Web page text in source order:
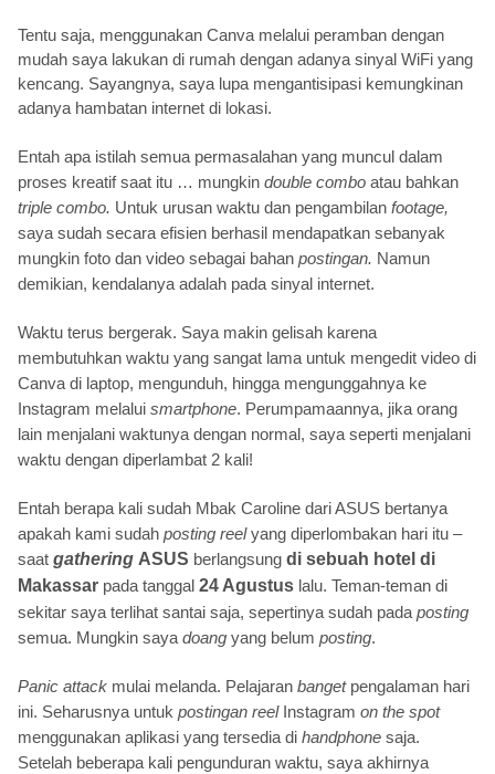
Tentu saja, menggunakan Canva melalui peramban dengan
mudah saya lakukan di rumah dengan adanya sinyal WiFi yang
kencang. Sayangnya, saya lupa mengantisipasi kemungkinan
adanya hambatan internet di lokasi.
Entah apa istilah semua permasalahan yang muncul dalam
proses kreatif saat itu … mungkin double combo atau bahkan
triple combo. Untuk urusan waktu dan pengambilan footage,
saya sudah secara efisien berhasil mendapatkan sebanyak
mungkin foto dan video sebagai bahan postingan. Namun
demikian, kendalanya adalah pada sinyal internet.
Waktu terus bergerak. Saya makin gelisah karena
membutuhkan waktu yang sangat lama untuk mengedit video di
Canva di laptop, mengunduh, hingga mengunggahnya ke
Instagram melalui smartphone. Perumpamaannya, jika orang
lain menjalani waktunya dengan normal, saya seperti menjalani
waktu dengan diperlambat 2 kali!
Entah berapa kali sudah Mbak Caroline dari ASUS bertanya
apakah kami sudah posting reelyang diperlombakan hari itu –
saat gathering ASUS berlangsung di sebuah hotel di
Makassar pada tanggal 24 Agustus lalu. Teman-teman di
sekitar saya terlihat santai saja, sepertinya sudah pada posting
semua. Mungkin saya doang yang belum posting.
Panic attack mulai melanda. Pelajaran banget pengalaman hari
ini. Seharusnya untuk postingan reel Instagram on the spot
menggunakan aplikasi yang tersedia di handphone saja.
Setelah beberapa kali pengunduran waktu, saya akhirnya